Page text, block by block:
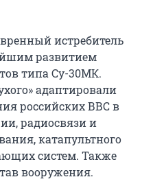
истребитель
развитием
типа Су-30МК.
адаптировали
российских ВВС в
радиосвязи и
катапультного
систем. Также
вооружения.